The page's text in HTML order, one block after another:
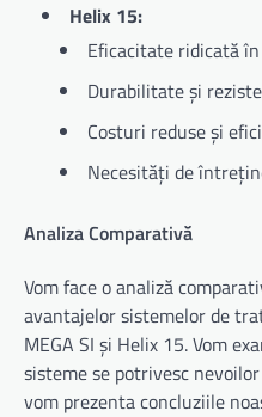
Helix 15:
Eficacitate ridicată
Durabilitate și
Costuri reduse și
Necesități de
Analiza Comparativă
Vom face o analiză
avantajelor sistemelor de
MEGA SI și Helix 15. Vom
sisteme se potrivesc
vom prezenta concluziile